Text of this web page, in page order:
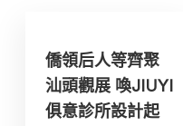
僑領后人等齊聚
汕頭觀展 喚JIUYI
俱意診所設計起